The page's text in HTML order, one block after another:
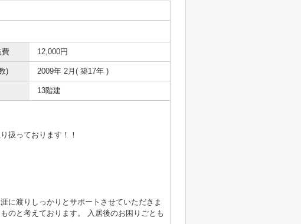
費 12,000円
) 2009年 2月( 築17年 )
13階建
扱っております！！
に渡りしっかりとサポートさせていただきま
のと考えております。 入居後のお困りごとも